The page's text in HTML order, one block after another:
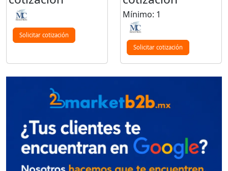
Solicitar cotización
Mínimo: 1
Solicitar cotización